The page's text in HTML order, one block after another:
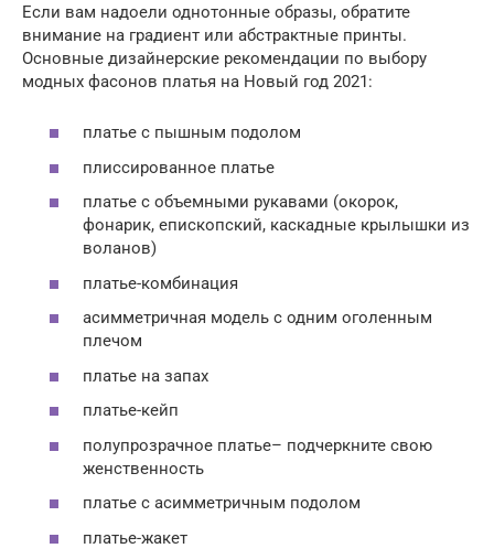
Если вам надоели однотонные образы, обратите
внимание на градиент или абстрактные принты.
Основные дизайнерские рекомендации по выбору
модных фасонов платья на Новый год 2021:
платье с пышным подолом
плиссированное платье
платье с объемными рукавами (окорок,
фонарик, епископский, каскадные крылышки из
воланов)
платье-комбинация
асимметричная модель с одним оголенным
плечом
платье на запах
платье-кейп
полупрозрачное платье– подчеркните свою
женственность
платье с асимметричным подолом
платье-жакет